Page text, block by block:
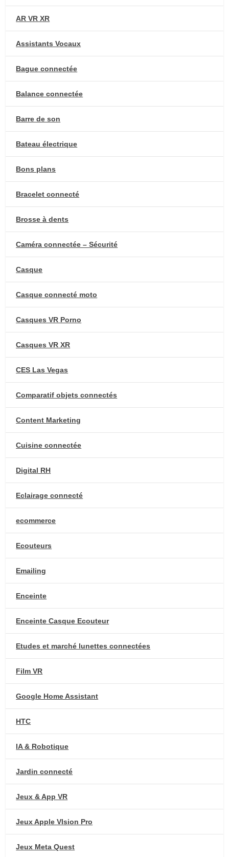
AR VR XR
Assistants Vocaux
Bague connectée
Balance connectée
Barre de son
Bateau électrique
Bons plans
Bracelet connecté
Brosse à dents
Caméra connectée – Sécurité
Casque
Casque connecté moto
Casques VR Porno
Casques VR XR
CES Las Vegas
Comparatif objets connectés
Content Marketing
Cuisine connectée
Digital RH
Eclairage connecté
ecommerce
Ecouteurs
Emailing
Enceinte
Enceinte Casque Ecouteur
Etudes et marché lunettes connectées
Film VR
Google Home Assistant
HTC
IA & Robotique
Jardin connecté
Jeux & App VR
Jeux Apple VIsion Pro
Jeux Meta Quest